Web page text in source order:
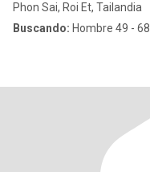
Phon Sai, Roi Et, Tailandia
Buscando: Hombre 49 - 68